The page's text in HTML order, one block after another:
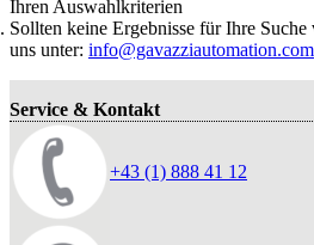
Ihren Auswahlkriterien
Sollten keine Ergebnisse für Ihre
uns unter: info@gavazziautomation.com
Service & Kontakt
+43 (1) 888 41 12